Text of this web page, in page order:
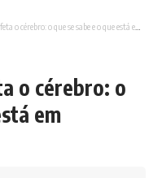
o que se sabe e o que está em investigação
o cérebro: o
em